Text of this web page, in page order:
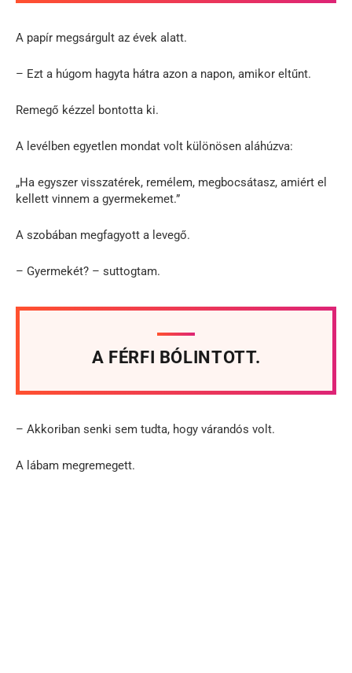
A papír megsárgult az évek alatt.
– Ezt a húgom hagyta hátra azon a napon, amikor eltűnt.
Remegő kézzel bontotta ki.
A levélben egyetlen mondat volt különösen aláhúzva:
„Ha egyszer visszatérek, remélem, megbocsátasz, amiért el
kellett vinnem a gyermekemet.”
A szobában megfagyott a levegő.
– Gyermekét? – suttogtam.
A FÉRFI BÓLINTOTT.
– Akkoriban senki sem tudta, hogy várandós volt.
A lábam megremegett.